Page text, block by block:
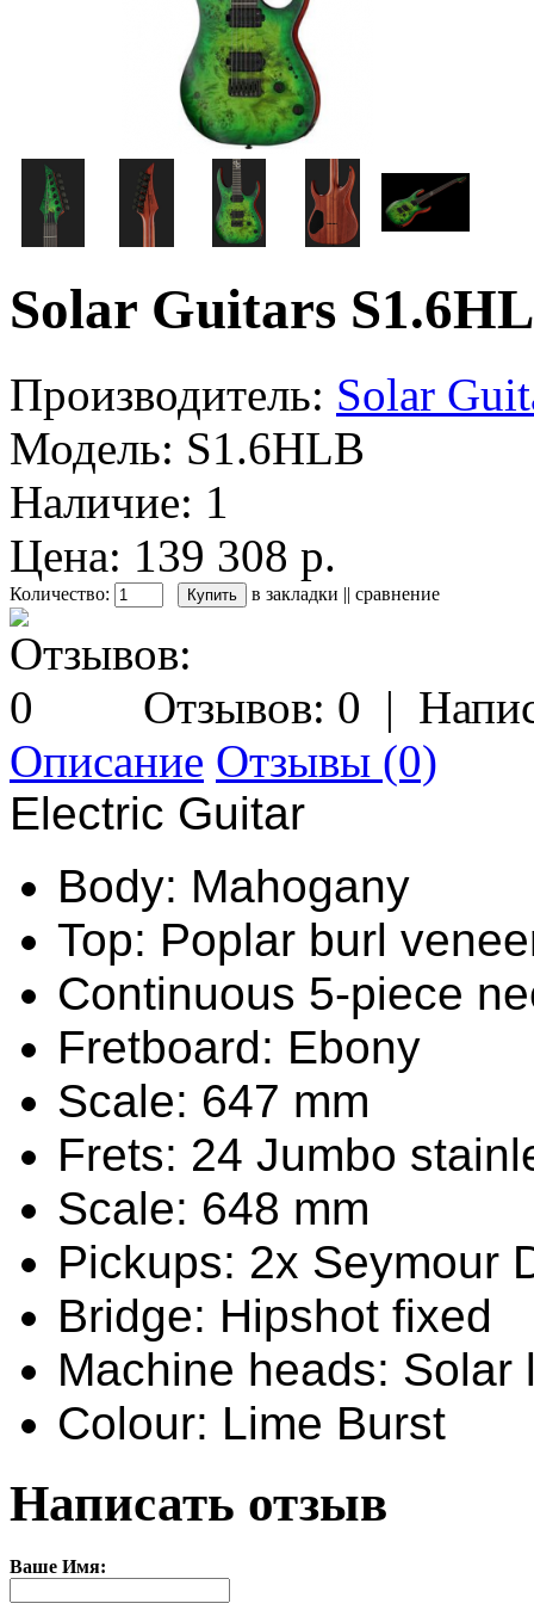
Solar Guitars
Производитель: Solar
Модель: S1.6HLB
Наличие: 1
Цена: 139 308 р.
Количество: в закладки || сравнение
Отзывов: 0 |
Описание Отзывы (0)
Electric Guitar
Body: Mahogany
Top: Poplar burl
Continuous 5-piece
Fretboard: Ebony
Scale: 647 mm
Frets: 24 Jumbo
Scale: 648 mm
Pickups: 2x Seymour
Bridge: Hipshot fixed
Machine heads: Solar
Colour: Lime Burst
Написать отзыв
Ваше Имя: